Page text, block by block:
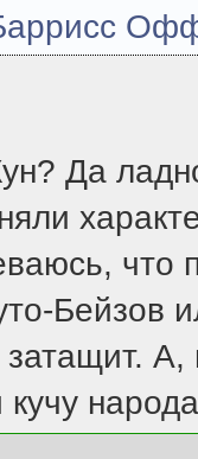
Да
что
Бейзов
затащит.
кучу